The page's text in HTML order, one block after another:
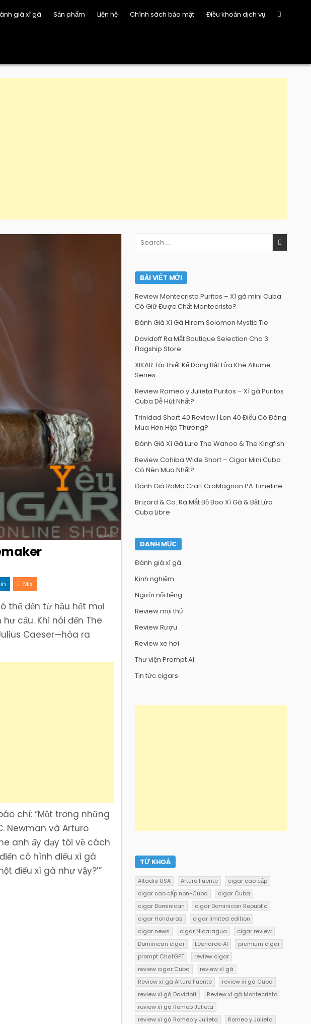
giá xì gà Sản phẩm Liện hệ Chính sách bảo mật Điều khoản dịch vụ
Mix
thể đến từ hầu hết mọi
cấu. Khi nói đến The
Caeser—hóa ra
chí: “Một trong những
Newman và Arturo
anh ấy dạy tôi về cách
có hình điếu xì gà
điếu xì gà như vậy?’”
Search
for:
BÀI VIẾT MỚI
Review Montecristo Puritos – Xì gà mini Cuba
Có Giữ Được Chất Montecristo?
Đánh Giá Xì Gà Hiram Solomon Mystic Tie
Davidoff Ra Mắt Boutique Selection Cho 3
Flagship Store
XIKAR Tái Thiết Kế Dòng Bật Lửa Khè Allume
Series
Review Romeo y Julieta Puritos – Xì gà Puritos
Cuba Dễ Hút Nhất?
Trinidad Short 40 Review | Lon 40 Điếu Có Đáng
Mua Hơn Hộp Thường?
Đánh Giá Xì Gà Lure The Wahoo & The Kingfish
Review Cohiba Wide Short – Cigar Mini Cuba
Có Nên Mua Nhất?
Đánh Giá RoMa Craft CroMagnon PA Timeline
Brizard & Co. Ra Mắt Bộ Bao Xì Gà & Bật Lửa
Cuba Libre
DANH MỤC
Đánh giá xì gà
Kinh nghiệm
Người nổi tiếng
Review mọi thứ
Review Rượu
Review xe hơi
Thư viện Prompt AI
Tin tức cigars
TỪ KHOÁ
Altadis USA Arturo Fuente
cigar cao cấp
cigar cao cấp non-Cuba
cigar Cuba
cigar Dominican
cigar Dominican Republic
cigar Honduras
cigar limited edition
cigar news
cigar Nicaragua
cigar review
Dominican cigar
Leonardo AI
premium cigar
prompt ChatGPT
review cigar
review cigar Cuba
review xì gà
Review xì gà Arturo Fuente
review xì gà Cuba
review xì gà Davidoff
Review xì gà Montecristo
review xì gà Romeo Julieta
review xì gà Romeo y Julieta
Romeo y Julieta